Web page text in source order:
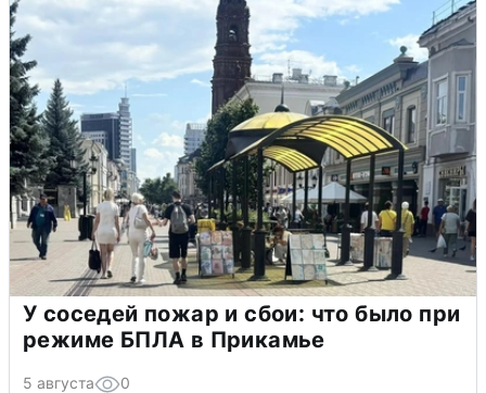
У соседей пожар и сбои: что было при
режиме БПЛА в Прикамье
5 августа 0